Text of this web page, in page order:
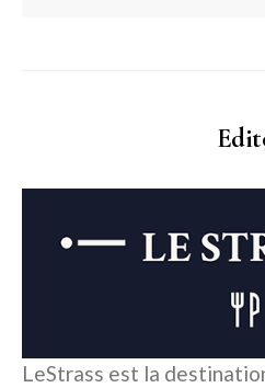
LeStrass est la